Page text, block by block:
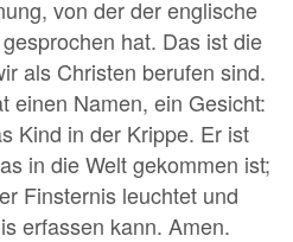
von der der englische
hat. Das ist die
als Christen berufen sind.
einen Namen, ein Gesicht:
Kind in der Krippe. Er ist
in die Welt gekommen ist;
Finsternis leuchtet und
erfassen kann. Amen.